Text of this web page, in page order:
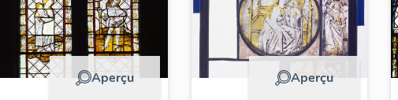
Aperçu Aperçu